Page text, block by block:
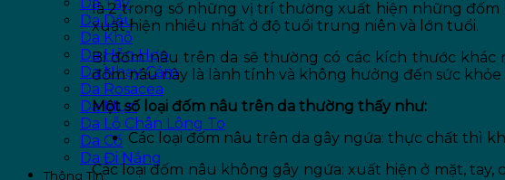
Da Dầu
Da Khô
Da Hỗn Hợp
Da Nhạy Cảm
Da Rosacea
Da Mụn
Da Lỗ Chân Lông To
Da Cổ
Da Đi Nắng
Thông Tin
là 2 trong số những vị trí thường xuất hiện những
xuất hiện nhiều nhất ở độ tuổi trung niên và lớn tuổi.
Bị đốm nâu trên da sẽ thường có các kích thước
đốm nâu này là lành tính và không hưởng đến sức
Một số loại đốm nâu trên da thường thấy như:
Các loại đốm nâu trên da gây ngứa: thực chất thì
Các loại đốm nâu không gây ngứa: xuất hiện ở mặt,